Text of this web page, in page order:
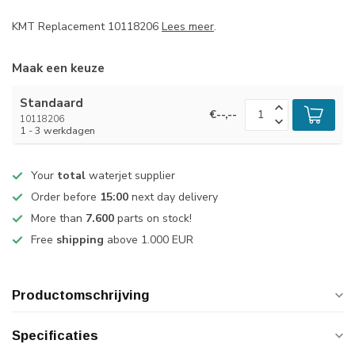
KMT Replacement 10118206 Lees meer.
Maak een keuze
Standaard
10118206
1 - 3 werkdagen
€--,--
Your total waterjet supplier
Order before 15:00 next day delivery
More than 7.600 parts on stock!
Free shipping above 1.000 EUR
Productomschrijving
Specificaties